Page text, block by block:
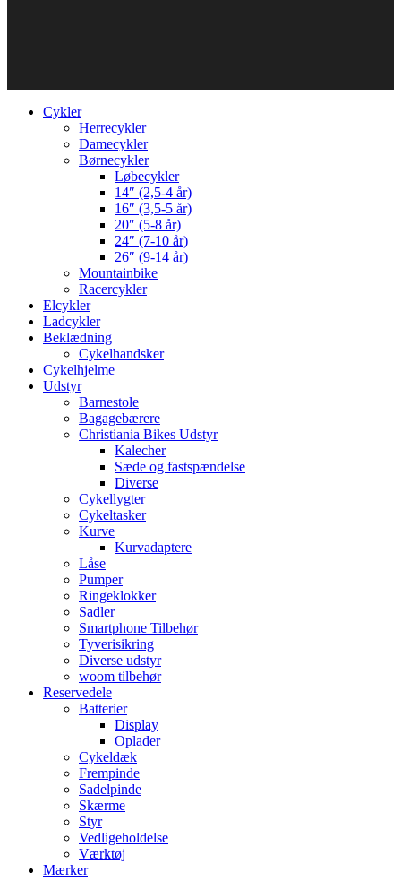
Cykler
Herrecykler
Damecykler
Børnecykler
Løbecykler
14″ (2,5-4 år)
16″ (3,5-5 år)
20″ (5-8 år)
24″ (7-10 år)
26″ (9-14 år)
Mountainbike
Racercykler
Elcykler
Ladcykler
Beklædning
Cykelhandsker
Cykelhjelme
Udstyr
Barnestole
Bagagebærere
Christiania Bikes Udstyr
Kalecher
Sæde og fastspændelse
Diverse
Cykellygter
Cykeltasker
Kurve
Kurvadaptere
Låse
Pumper
Ringeklokker
Sadler
Smartphone Tilbehør
Tyverisikring
Diverse udstyr
woom tilbehør
Reservedele
Batterier
Display
Oplader
Cykeldæk
Frempinde
Sadelpinde
Skærme
Styr
Vedligeholdelse
Værktøj
Mærker